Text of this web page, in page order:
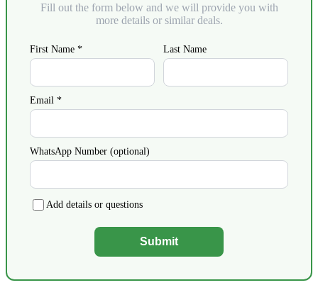
Fill out the form below and we will provide you with
more details or similar deals.
First Name * Last Name
Email *
WhatsApp Number (optional)
Add details or questions
Submit